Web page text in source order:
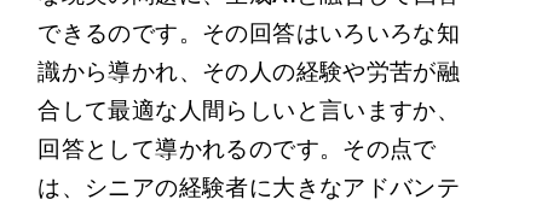
できるのです。その回答はいろいろな知
識から導かれ、その人の経験や労苦が融
合して最適な人間らしいと言いますか、
回答として導かれるのです。その点で
は、シニアの経験者に大きなアドバンテ